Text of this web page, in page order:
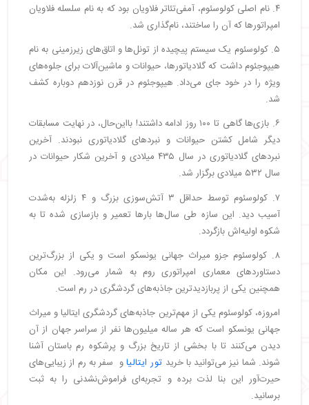
۴. نام اصلی کولوسئوم، آمفی‌تئاتر فلاویان بود که به نام سلسله فلاویان
امپراتورها که آن را ساختند، نام‌گذاری شد.
۵. کولوسئوم یک سیستم پیچیده از تونل‌ها و اتاق‌های زیرزمینی به نام
هیپوجئوم داشت که گلادیاتورها، حیوانات و ماشین‌آلات برای جلوه‌های
ویژه را در خود جای می‌داد. هیپوجئوم در قرن نوزدهم دوباره کشف
شد.
۶. بازی‌ها گاهی تا ۱۰۰ روز ادامه داشتند! بااین‌حال، در نهایت مسابقات
دیگر شامل کشتن حیوانات و نبردهای گلادیاتوری نبودند. آخرین
نبردهای گلادیاتوری در سال ۴۳۵ میلادی و آخرین شکار حیوانات در
سال ۵۳۲ میلادی برگزار شد.
۷. کولوسئوم توسط حداقل ۳ آتش‌سوزی بزرگ و ۴ زلزله به‌شدت
آسیب دید. این سازه طی سال‌ها بارها تعمیر و بازسازی شده تا به
شکوه اولیه‌اش بازگردد.
۸. کولوسئوم جزو میراث جهانی یونسکو است و یکی از بزرگ‌ترین
دستاوردهای معماری امپراتوری روم به شمار می‌رود. این مکان
همچنین یکی از پربازدیدترین جاذبه‌های گردشگری در رم است.
امروزه، کولوسئوم یکی از مهم‌ترین جاذبه‌های گردشگری ایتالیا و میراث
جهانی یونسکو است که هر ساله میلیون‌ها نفر از سراسر جهان از آن
دیدن می‌کنند تا با بخشی از تاریخ بزرگ و پرشکوه رم باستان آشنا
شوند. شما نیز می‌توانید با خرید تور ایتالیاو سفر به رم از زیبایی‌های
حیرت‌آور این بنا لذت برده و تجربه‌ای فراموش‌نشدنی را به ثبت
برسانید.